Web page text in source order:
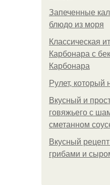
Запеченные
блюдо из моря
Классическая
Карбонара с
Карбонара
Рулет, который
Вкусный и
говяжьего с
сметанном
Вкусный
грибами и